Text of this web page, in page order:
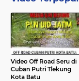
Video Off Road Seru di
Cuban Putri Tlekung
Kota Batu